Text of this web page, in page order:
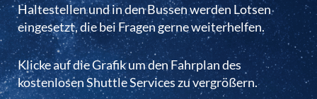
Haltestellen und in den Bussen werden Lotsen
eingesetzt, die bei Fragen gerne weiterhelfen.
Klicke auf die Grafik um den Fahrplan des
kostenlosen Shuttle Services zu vergrößern.